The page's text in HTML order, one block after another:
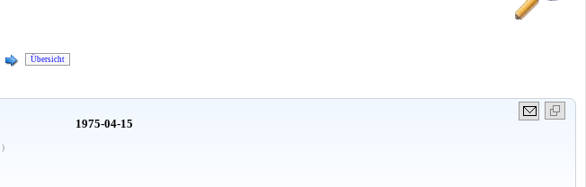
Übersicht
1975-04-15